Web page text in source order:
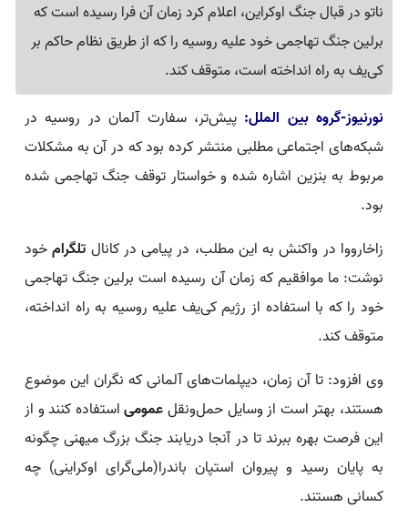
ناتو در قبال جنگ اوکراین، اعلام کرد زمان آن فرا رسیده است که
برلین جنگ تهاجمی خود علیه روسیه را که از طریق نظام حاکم بر
کی‌یف به راه انداخته است، متوقف کند.
نورنیوز-گروه بین الملل: پیش‌تر، سفارت آلمان در روسیه در
شبکه‌های اجتماعی مطلبی منتشر کرده بود که در آن به مشکلات
مربوط به بنزین اشاره شده و خواستار توقف جنگ تهاجمی شده
بود.
زاخارووا در واکنش به این مطلب، در پیامی در کانال تلگرامخود
نوشت: ما موافقیم که زمان آن رسیده است برلین جنگ تهاجمی
خود را که با استفاده از رژیم کی‌یف علیه روسیه به راه انداخته،
متوقف کند.
وی افزود: تا آن زمان، دیپلمات‌های آلمانی که نگران این موضوع
هستند، بهتر است از وسایل حمل‌ونقلعمومیاستفاده کنند و از
این فرصت بهره ببرند تا در آنجا دریابند جنگ بزرگ میهنی چگونه
به پایان رسید و پیروان استپان باندرا(ملی‌گرای اوکراینی) چه
کسانی هستند.